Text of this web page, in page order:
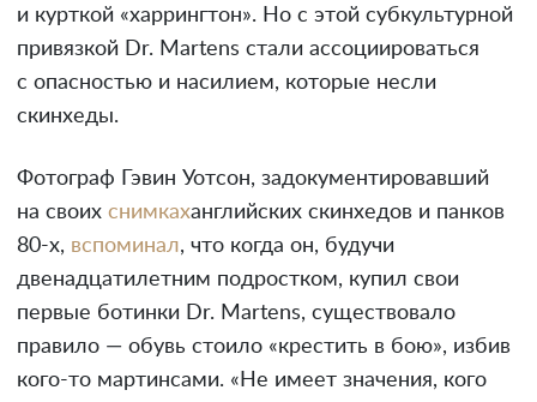
и курткой «харрингтон». Но с этой субкультурной
привязкой Dr. Martens стали ассоциироваться
с опасностью и насилием, которые несли
скинхеды.
Фотограф Гэвин Уотсон, задокументировавший
на своих снимкаханглийских скинхедов и панков
80-х, вспоминал, что когда он, будучи
двенадцатилетним подростком, купил свои
первые ботинки Dr. Martens, существовало
правило — обувь стоило «крестить в бою», избив
кого-то мартинсами. «Не имеет значения, кого